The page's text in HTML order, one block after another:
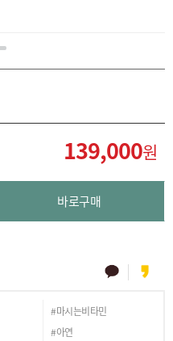
139,000원
바로구매
#마시는비타민
#아연